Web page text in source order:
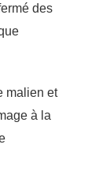
des
malien et
à la